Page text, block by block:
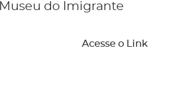
do Imigrante
Acesse o Link